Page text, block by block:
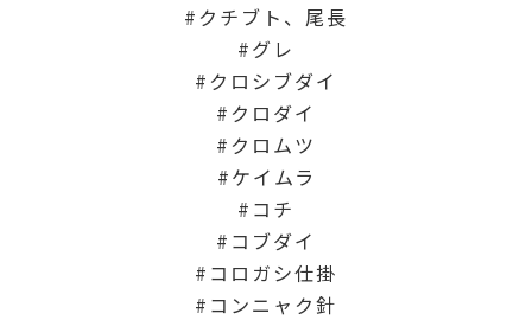
クチブト、尾長
グレ
クロシブダイ
クロダイ
クロムツ
ケイムラ
コチ
コブダイ
コロガシ仕掛
コンニャク針